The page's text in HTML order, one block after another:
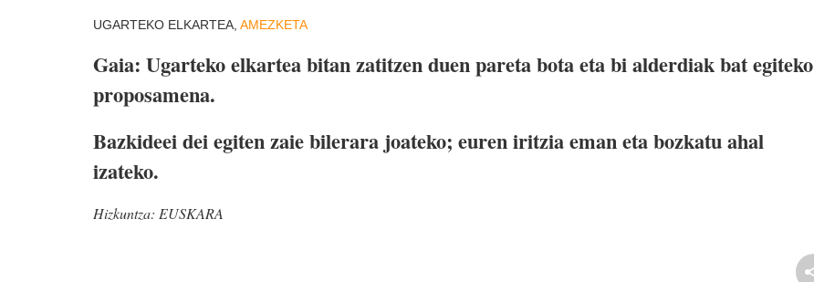
UGARTEKO ELKARTEA, AMEZKETA
Gaia: Ugarteko elkartea bitan zatitzen duen pareta bota eta bi alderdiak bat egiteko
proposamena.
Bazkideei dei egiten zaie bilerara joateko; euren iritzia eman eta bozkatu ahal
izateko.
Hizkuntza: EUSKARA